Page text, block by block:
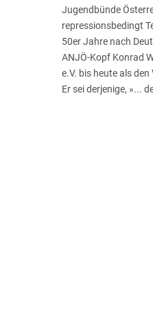
Jugendbünde
repressionsbedingt
50er Jahre nach
ANJÖ-Kopf Konrad
e.V. bis heute als
Er sei derjenige, »...